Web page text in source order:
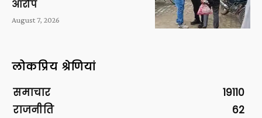
आरोप
August 7, 2026
लोकप्रिय श्रेणियां
समाचार
19110
राजनीति
62